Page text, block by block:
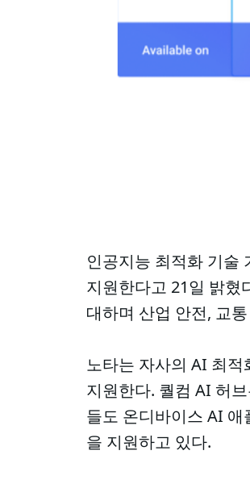
인공지능 최적화 기술
지원한다고 21일 밝혔
대하며 산업 안전, 교
노타는 자사의 AI 최적
지원한다. 퀄컴 AI 허
들도 온디바이스 AI
을 지원하고 있다.